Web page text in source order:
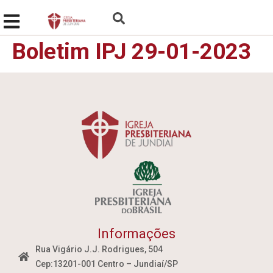
Boletim IPJ 29-01-2023
Informações
Rua Vigário J.J. Rodrigues, 504
Cep:13201-001 Centro – Jundiaí/SP